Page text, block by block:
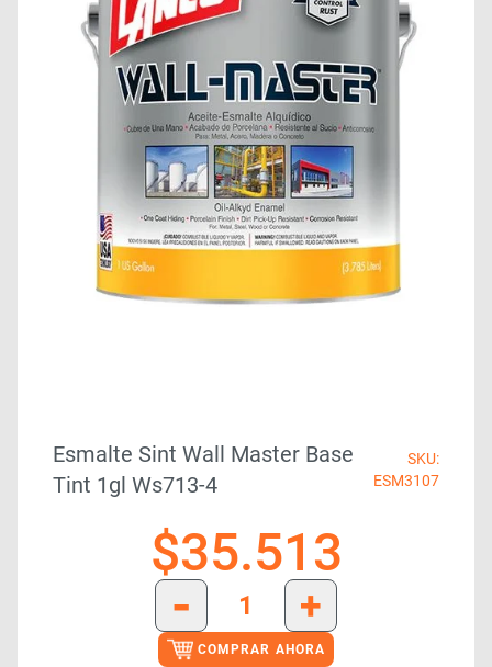
Esmalte Sint Wall Master Base
Tint 1gl Ws713-4
SKU:
ESM3107
$35.513
-
+
COMPRAR AHORA